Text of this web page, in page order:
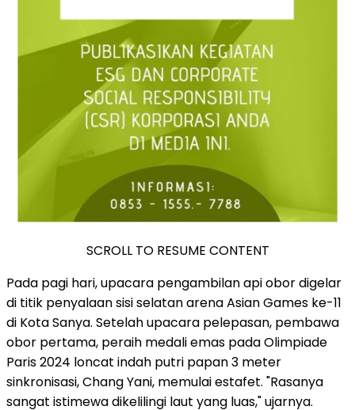
SCROLL TO RESUME CONTENT
Pada pagi hari, upacara pengambilan api obor digelar
di titik penyalaan sisi selatan arena Asian Games ke-11
di Kota Sanya. Setelah upacara pelepasan, pembawa
obor pertama, peraih medali emas pada Olimpiade
Paris 2024 loncat indah putri papan 3 meter
sinkronisasi, Chang Yani, memulai estafet. "Rasanya
sangat istimewa dikelilingi laut yang luas," ujarnya.